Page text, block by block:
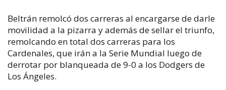
Beltrán remolcó dos carreras al encargarse de darle
movilidad a la pizarra y además de sellar el triunfo,
remolcando en total dos carreras para los
Cardenales, que irán a la Serie Mundial luego de
derrotar por blanqueada de 9-0 a los Dodgers de
Los Ángeles.